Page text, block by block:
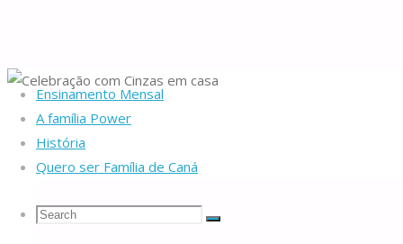
Ensinamento Mensal
A família Power
História
Quero ser Família de Caná
Search
Search
Search
Home
Testemunhos Celebração com Cinzas em casa